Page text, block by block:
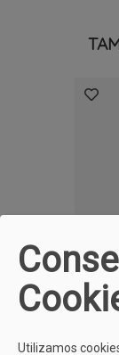
Utilizamos